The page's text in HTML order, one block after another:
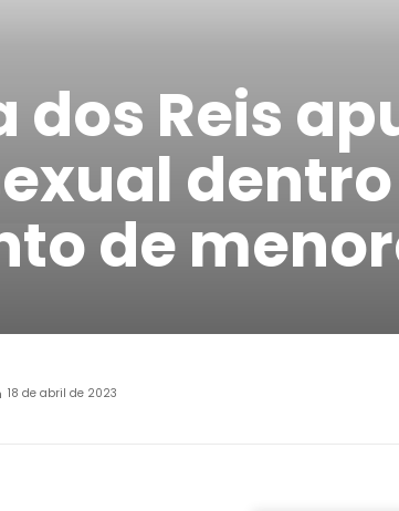
Reis
de
18 de abril de 2023